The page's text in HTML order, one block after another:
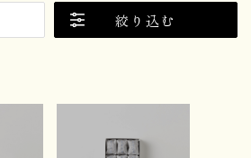
絞り込む